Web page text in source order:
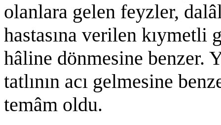
olanlara gelen feyzler,
hastasına verilen kıymetli
hâline dönmesine benzer.
tatlının acı gelmesine
temâm oldu.